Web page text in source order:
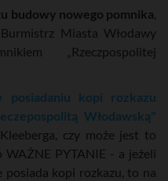
budowy nowego pomnika
Miasta Włodawy
„Rzeczpospolitej
kopi rozkazu
Włodawską"
czy może jest to
WAŻNE PYTANIE - a jeżeli
posiada kopi rozkazu, to na